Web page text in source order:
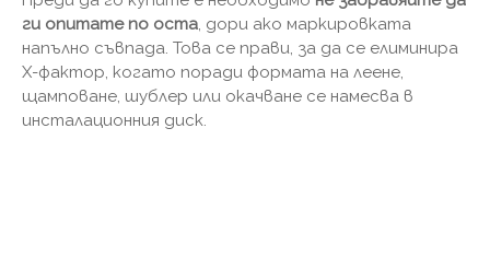
ги опитате по оста, дори ако маркировката
напълно съвпада. Това се прави, за да се елиминира
X-фактор, когато поради формата на леене,
щамповане, шублер или окачване се намесва в
инсталационния диск.